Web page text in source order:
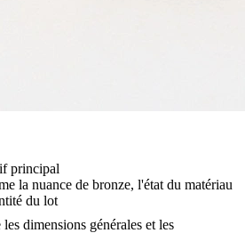
principal
la nuance de bronze, l'état du matériau
du lot
dimensions générales et les